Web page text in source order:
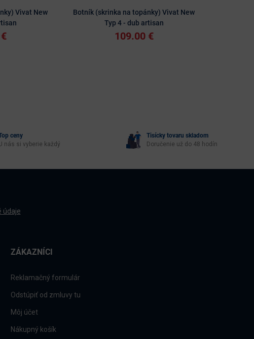
Vivat New
Botník (skrinka na topánky) Vivat New
Typ 4 - dub artisan
109.00 €
ceny
nás si vyberie každý
Tisícky tovaru skladom
Doručenie už do 48 hodín
údaje
ZÁKAZNÍCI
Reklamačný formulár
Odstúpiť od zmluvy tu
Môj účet
Nákupný košík